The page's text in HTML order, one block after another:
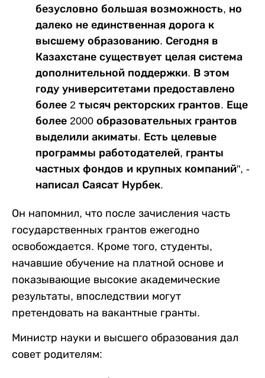
безусловно большая возможность, но
далеко не единственная дорога к
высшему образованию. Сегодня в
Казахстане существует целая система
дополнительной поддержки. В этом
году университетами предоставлено
более 2 тысяч ректорских грантов. Еще
более 2000 образовательных грантов
выделили акиматы. Есть целевые
программы работодателей, гранты
частных фондов и крупных компаний", -
написал Саясат Нурбек.
Он напомнил, что после зачисления часть
государственных грантов ежегодно
освобождается. Кроме того, студенты,
начавшие обучение на платной основе и
показывающие высокие академические
результаты, впоследствии могут
претендовать на вакантные гранты.
Министр науки и высшего образования дал
совет родителям: